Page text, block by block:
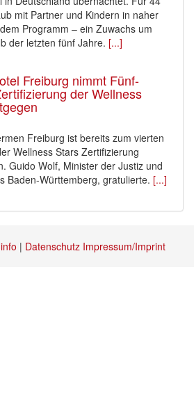
mit Partner und Kindern in naher
Programm – ein Zuwachs um
der letzten fünf Jahre. [...]
Freiburg nimmt Fünf-
der Wellness
Freiburg ist bereits zum vierten
Wellness Stars Zertifizierung
Guido Wolf, Minister der Justiz und
Baden-Württemberg, gratulierte. [...]
| Datenschutz Impressum/Imprint